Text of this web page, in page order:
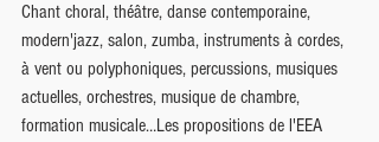
Chant choral, théâtre, danse contemporaine,
modern'jazz, salon, zumba, instruments à cordes,
à vent ou polyphoniques, percussions, musiques
actuelles, orchestres, musique de chambre,
formation musicale…Les propositions de l'EEA